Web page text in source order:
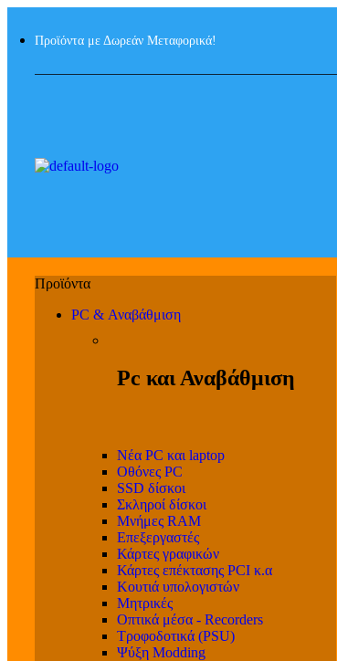
Προϊόντα με Δωρεάν Μεταφορικά!
PC & Αναβάθμιση
Pc και Αναβάθμιση
Νέα PC και laptop
Οθόνες PC
SSD δίσκοι
Σκληροί δίσκοι
Μνήμες RAM
Επεξεργαστές
Κάρτες γραφικών
Κάρτες επέκτασης PCI κ.α
Κουτιά υπολογιστών
Μητρικές
Οπτικά μέσα - Recorders
Τροφοδοτικά (PSU)
Ψύξη Modding